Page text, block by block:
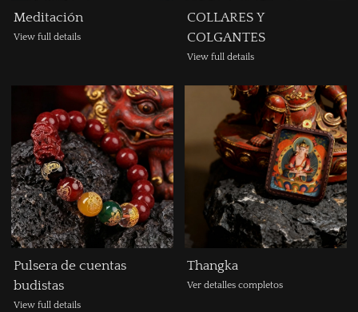
Meditación
View full details
COLLARES Y
COLGANTES
View full details
Pulsera de cuentas
budistas
View full details
Thangka
Ver detalles completos